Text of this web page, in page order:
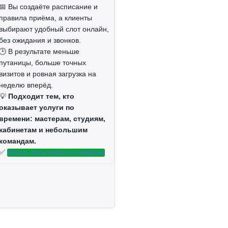
Вы создаёте расписание и
приёма, а клиенты
удобный слот онлайн,
ожидания и звонков.
В результате меньше
больше точных
и ровная загрузка на
вперёд.
Подходит тем, кто
услуги по
мастерам, студиям,
и небольшим
Начать пользоваться сервисом